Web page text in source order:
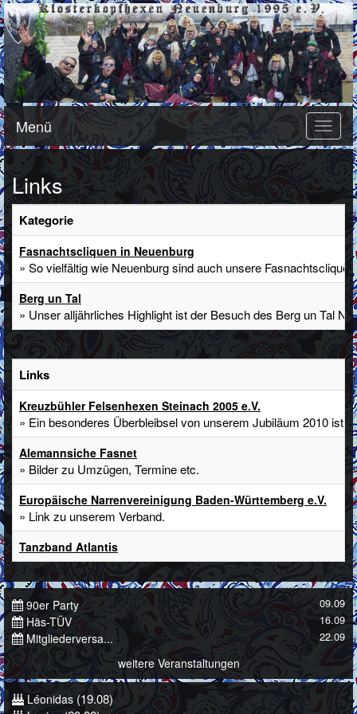
Toggle
Menü
Links
Kategorie
Fasnachtscliquen in Neuenburg
» So vielfältig wie Neuenburg sind auch unsere Fasnachtscliquen
Berg un Tal
» Unser alljährliches Highlight ist der Besuch des Berg un Tal
Links
Kreuzbühler Felsenhexen Steinach 2005 e.V.
» Ein besonderes Überbleibsel von unserem Jubiläum 2010 ist
Alemannsiche Fasnet
» Bilder zu Umzügen, Termine etc.
Europäische Narrenvereinigung Baden-Württemberg e.V.
» Link zu unserem Verband.
Tanzband Atlantis
90er Party 09.09
Häs-TÜV 16.09
Mitgliederversa... 22.09
weitere Veranstaltungen
Léonidas (19.08)